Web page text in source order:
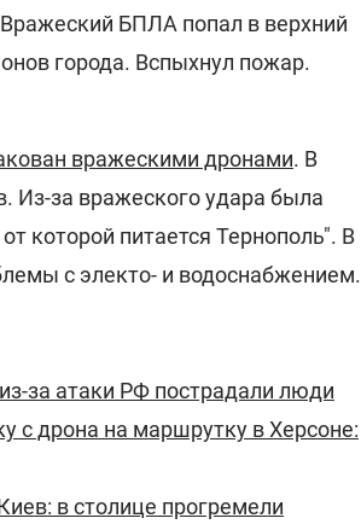
БПЛА попал в верхний
города. Вспыхнул пожар.
вражескими дронами. В
Из-за вражеского удара была
которой питается Тернополь". В
с электо- и водоснабжением.
за атаки РФ пострадали люди
с дрона на маршрутку в Херсоне:
в столице прогремели